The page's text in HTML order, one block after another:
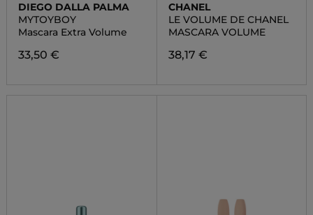
DIEGO DALLA PALMA
MYTOYBOY
Mascara Extra Volume
33,50 €
CHANEL
LE VOLUME DE CHANEL
MASCARA VOLUME
38,17 €